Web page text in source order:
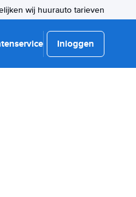
wij huurauto tarieven
Inloggen